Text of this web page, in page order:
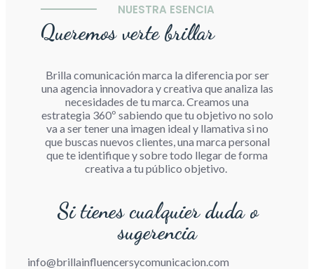
NUESTRA ESENCIA
Queremos verte brillar
Brilla comunicación marca la diferencia por ser
una agencia innovadora y creativa que analiza las
necesidades de tu marca. Creamos una
estrategia 360º sabiendo que tu objetivo no solo
va a ser tener una imagen ideal y llamativa si no
que buscas nuevos clientes, una marca personal
que te identifique y sobre todo llegar de forma
creativa a tu público objetivo.
Si tienes cualquier duda o
sugerencia
info@brillainfluencersycomunicacion.com